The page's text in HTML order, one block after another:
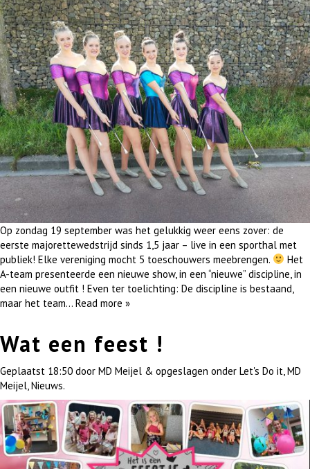
Op zondag 19 september was het gelukkig weer eens zover: de
eerste majorettewedstrijd sinds 1,5 jaar – live in een sporthal met
publiek! Elke vereniging mocht 5 toeschouwers meebrengen.
Het
A-team presenteerde een nieuwe show, in een “nieuwe” discipline, in
een nieuwe outfit ! Even ter toelichting: De discipline is bestaand,
maar het team… Read more »
Wat een feest !
Geplaatst 18:50 door MD Meijel & opgeslagen onder Let's Do it MD
Meijel Nieuws.